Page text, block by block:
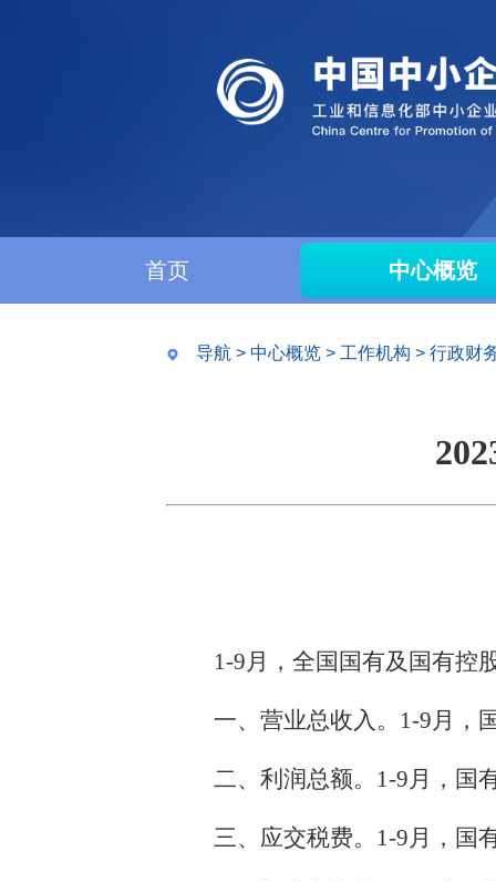
首页 中心概览
导航 > 中心概览 > 工作机构 > 行政财
1-9月，全国国有及国有控
一、营业总收入。1-9月，
二、利润总额。1-9月，国
三、应交税费。1-9月，国